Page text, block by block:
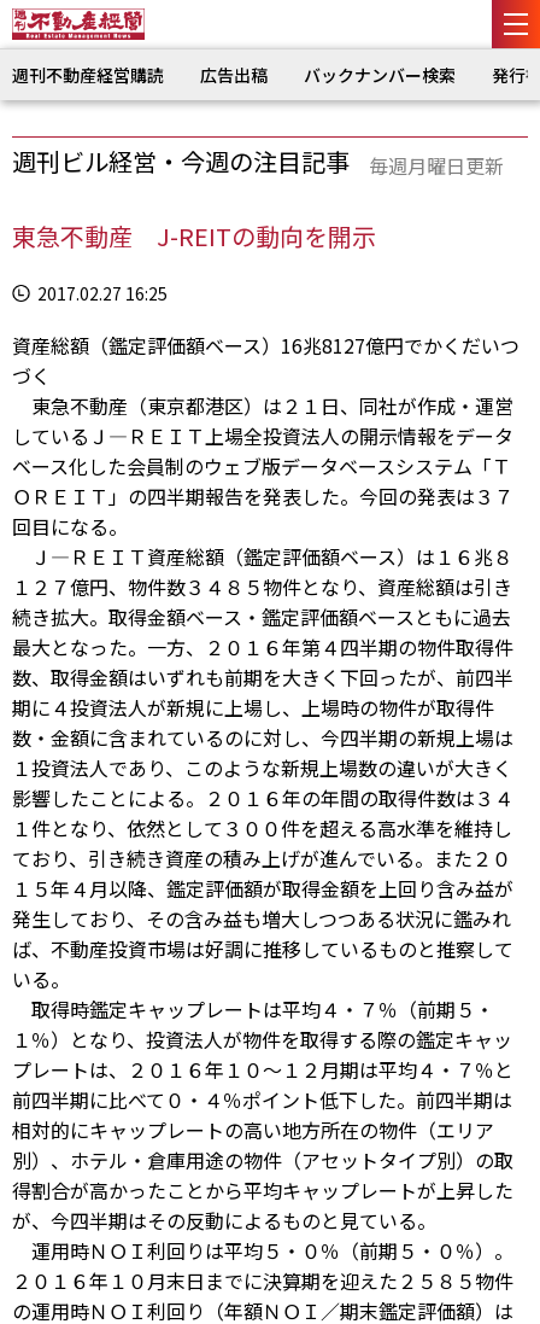
週刊不動産経営購読 広告出稿 バックナンバー検索 発行
週刊ビル経営・今週の注目記事 毎週月曜日更新
東急不動産 J-REITの動向を開示
2017.02.27 16:25
資産総額（鑑定評価額ベース）16兆8127億円でかくだいつ
づく
東急不動産（東京都港区）は２１日、同社が作成・運営
しているＪ―ＲＥＩＴ上場全投資法人の開示情報をデータ
ベース化した会員制のウェブ版データベースシステム「Ｔ
ＯＲＥＩＴ」の四半期報告を発表した。今回の発表は３７
回目になる。
Ｊ―ＲＥＩＴ資産総額（鑑定評価額ベース）は１６兆８
１２７億円、物件数３４８５物件となり、資産総額は引き
続き拡大。取得金額ベース・鑑定評価額ベースともに過去
最大となった。一方、２０１６年第４四半期の物件取得件
数、取得金額はいずれも前期を大きく下回ったが、前四半
期に４投資法人が新規に上場し、上場時の物件が取得件
数・金額に含まれているのに対し、今四半期の新規上場は
１投資法人であり、このような新規上場数の違いが大きく
影響したことによる。２０１６年の年間の取得件数は３４
１件となり、依然として３００件を超える高水準を維持し
ており、引き続き資産の積み上げが進んでいる。また２０
１５年４月以降、鑑定評価額が取得金額を上回り含み益が
発生しており、その含み益も増大しつつある状況に鑑みれ
ば、不動産投資市場は好調に推移しているものと推察して
いる。
取得時鑑定キャップレートは平均４・７％（前期５・
１％）となり、投資法人が物件を取得する際の鑑定キャッ
プレートは、２０１６年１０～１２月期は平均４・７％と
前四半期に比べて０・４％ポイント低下した。前四半期は
相対的にキャップレートの高い地方所在の物件（エリア
別）、ホテル・倉庫用途の物件（アセットタイプ別）の取
得割合が高かったことから平均キャップレートが上昇した
が、今四半期はその反動によるものと見ている。
運用時ＮＯＩ利回りは平均５・０％（前期５・０％）。
２０１６年１０月末日までに決算期を迎えた２５８５物件
の運用時ＮＯＩ利回り（年額ＮＯＩ／期末鑑定評価額）は